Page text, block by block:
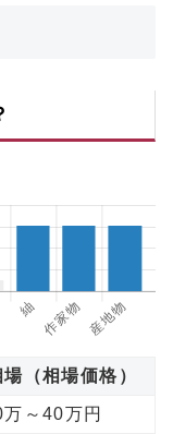
（相場価格）
万～40万円